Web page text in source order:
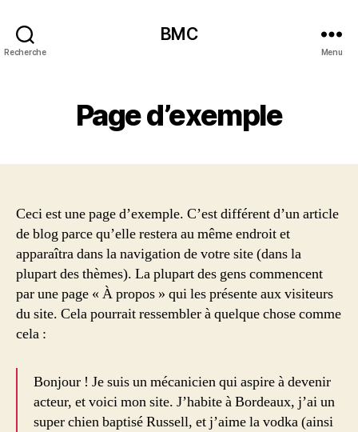
Recherche
BMC
Menu
Page d’exemple
Ceci est une page d’exemple. C’est différent d’un article
de blog parce qu’elle restera au même endroit et
apparaîtra dans la navigation de votre site (dans la
plupart des thèmes). La plupart des gens commencent
par une page « À propos » qui les présente aux visiteurs
du site. Cela pourrait ressembler à quelque chose comme
cela :
Bonjour ! Je suis un mécanicien qui aspire à devenir
acteur, et voici mon site. J’habite à Bordeaux, j’ai un
super chien baptisé Russell, et j’aime la vodka (ainsi